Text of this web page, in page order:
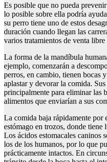
Es posible que no pueda
lo posible sobre ella podría
su perro tiene uno de estos
duración cuando llegan las
varios tratamientos de venta
La forma de la mandíbula
ejemplo, comenzarán a
perros, en cambio, tienen bocas
aplastar y devorar la comida.
principalmente para eliminar las
alimentos que enviarían a sus
La comida baja rápidamente por
estómago en trozos, donde
Los ácidos estomacales caninos
los de los humanos, por lo que
prácticamente intactos. En